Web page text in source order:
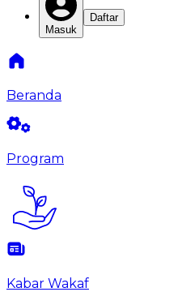
Masuk
Daftar
Beranda
Program
Kabar Wakaf